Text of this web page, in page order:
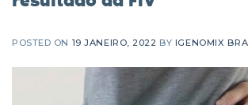
POSTED ON 19 JANEIRO, 2022 BY IGENOMIX